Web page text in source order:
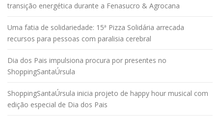
transição energética durante a Fenasucro & Agrocana
Uma fatia de solidariedade: 15ª Pizza Solidária arrecada
recursos para pessoas com paralisia cerebral
Dia dos Pais impulsiona procura por presentes no
ShoppingSantaÚrsula
ShoppingSantaÚrsula inicia projeto de happy hour musical com
edição especial de Dia dos Pais